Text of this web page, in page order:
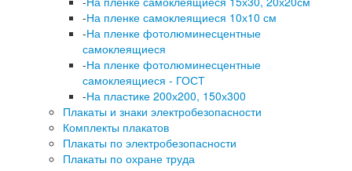
-На пленке самоклеящиеся 10х10 см
-На пленке фотолюминесцентные
самоклеящиеся
-На пленке фотолюминесцентные
самоклеящиеся - ГОСТ
-На пластике 200х200, 150х300
Плакаты и знаки электробезопасности
Комплекты плакатов
Плакаты по электробезопасности
Плакаты по охране труда